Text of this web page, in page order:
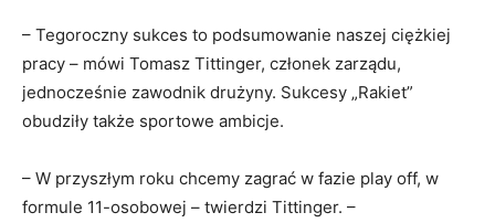
– Tegoroczny sukces to podsumowanie naszej ciężkiej
pracy – mówi Tomasz Tittinger, członek zarządu,
jednocześnie zawodnik drużyny. Sukcesy „Rakiet”
obudziły także sportowe ambicje.
– W przyszłym roku chcemy zagrać w fazie play off, w
formule 11-osobowej – twierdzi Tittinger. –